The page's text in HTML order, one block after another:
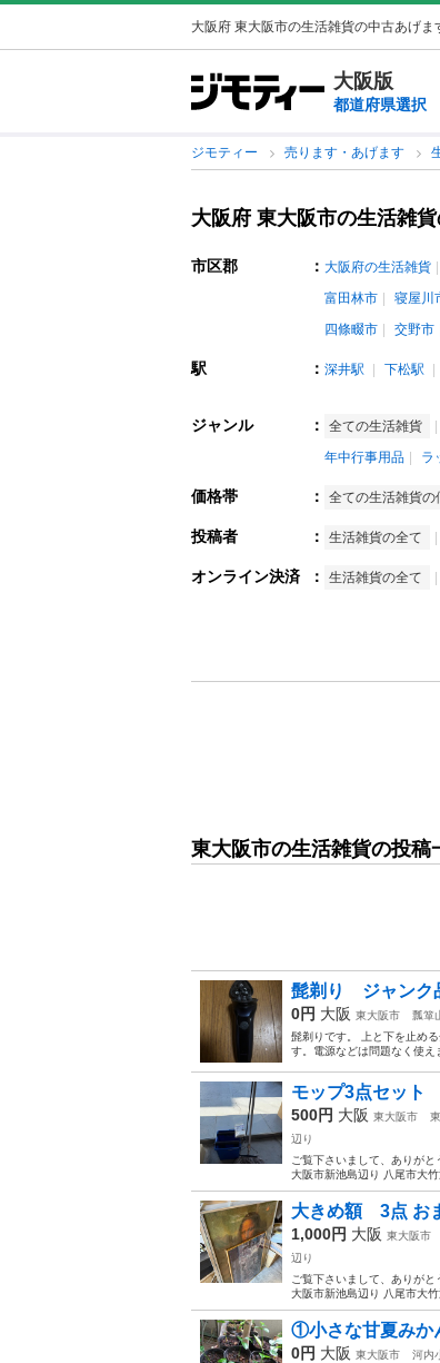
大阪府 東大阪市の生活雑貨の中古あげま
大阪版
都道府県選択
ジモティー 売ります・あげます
大阪府 東大阪市の生活雑
市区郡 ： 大阪府の生活雑貨
富田林市
寝屋川
四條畷市
交野市
駅 ： 深井駅 下松駅
ジャンル ： 全ての生活雑貨
年中行事用品
ラ
価格帯 ： 全ての生活雑貨の
投稿者 ： 生活雑貨の全て
オンライン決済 ： 生活雑貨の全て
東大阪市の生活雑貨の投稿
髭剃り ジャンク
0円 大阪 東大阪市 瓢箪
髭剃りです。 上と下を止め
す。電源などは問題なく使え
モップ3点セット
500円 大阪 東大阪市
辺り
ご覧下さいまして、ありが
大阪市新池島辺り 八尾市大
大きめ額 3点 お
1,000円 大阪 東大阪市
辺り
ご覧下さいまして、ありが
大阪市新池島辺り 八尾市大
①小さな甘夏みか
0円 大阪 東大阪市 河内